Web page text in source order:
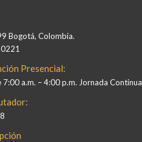
Bogotá, Colombia.
Presencial:
7:00 a.m. – 4:00 p.m. Jornada Continua